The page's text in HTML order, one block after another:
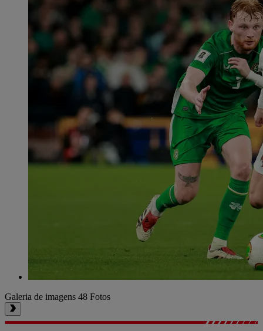
Galeria de imagens 48 Fotos